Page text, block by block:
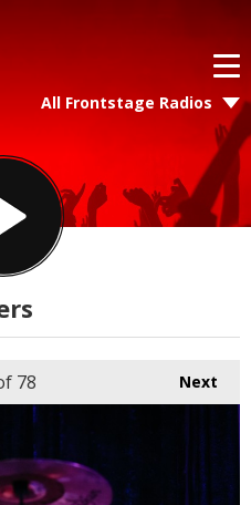
All Frontstage Radios
Next
78